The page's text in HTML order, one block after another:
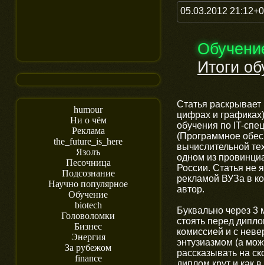
humour
Ни о чём
Реклама
the_future_is_here
Язолъ
Песочница
Подсознание
Научно популярное
Обучение
biotech
Головоломки
Бизнес
Энергия
За рубежом
finance
05.03.2012
Итоги
Статья раскрывает
цифрах и
обучения по IT-
(Программное
вычислительной
одном из
России. Статья не
рекламой ВУЗа в
автор.
Буквально через 3
стоять перед
комиссией и с
энтузиазмом (а
рассказывать на